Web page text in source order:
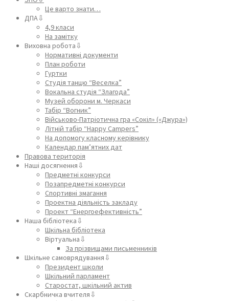
Це варто знати…
ДПА⇩
4,9 класи
На замітку
Виховна робота⇩
Нормативні документи
План роботи
Гуртки
Студія танцю “Веселка”
Вокальна студія “Злагода”
Музей оборони м. Черкаси
Табір “Вогник”
Військово-Патріотична гра «Сокіл» («Джура»)
Літній табір “Happy Campers”
На допомогу класному керівнику
Календар пам’ятних дат
Правова територія
Наші досягнення⇩
Предметні конкурси
Позапредметні конкурси
Спортивні змагання
Проектна діяльність закладу
Проект “Енергоефективність”
Наша бібліотека⇩
Шкільна бібліотека
Віртуальна⇩
За прізвищами письменників
Шкільне самоврядування⇩
Президент школи
Шкільний парламент
Старостат, шкільний актив
Скарбничка вчителя⇩